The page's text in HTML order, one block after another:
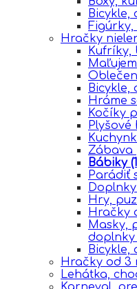
Hračky
Kufríky,
Bicykle,
Hráme
Kočíky
Zábava
Bábiky
Parádiť
Hry,
Hračky
Masky,
doplnky
Hračky od 3
Lehátka,